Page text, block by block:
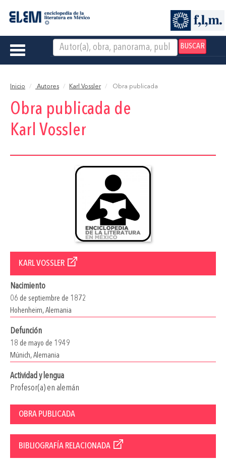
BUSCAR
Toggle
Inicio Autores Karl Vossler Obra publicada
Obra publicada de
Karl Vossler
KARL VOSSLER
Nacimiento
06 de septiembre de 1872
Hohenheim, Alemania
Defunción
18 de mayo de 1949
Múnich, Alemania
Actividad y lengua
Profesor(a) en alemán
OBRA PUBLICADA
BIBLIOGRAFÍA RELACIONADA